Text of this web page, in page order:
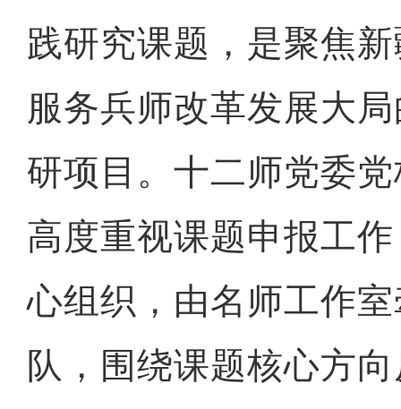
践研究课题，是聚焦
服务兵师改革发展大
研项目。十二师党委
高度重视课题申报工
心组织，由名师工作
队，围绕课题核心方